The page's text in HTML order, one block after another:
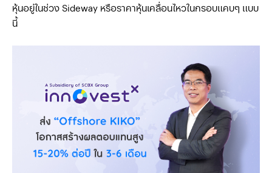
หุ้นอยู่ในช่วง Sideway หรือราคาหุ้นเคลื่อนไหวในกรอบแคบๆ แบบ
นี้